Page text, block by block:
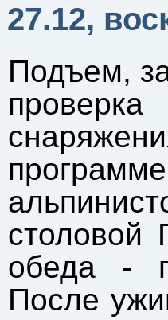
27.12,
Подъем,
столовой
обеда -
После